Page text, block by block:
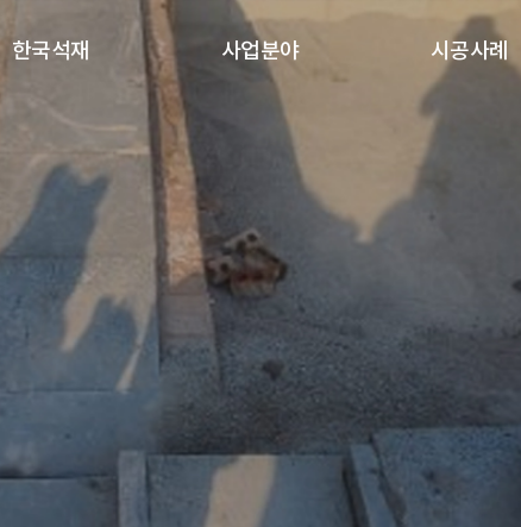
한국석재 사업분야 시공사례